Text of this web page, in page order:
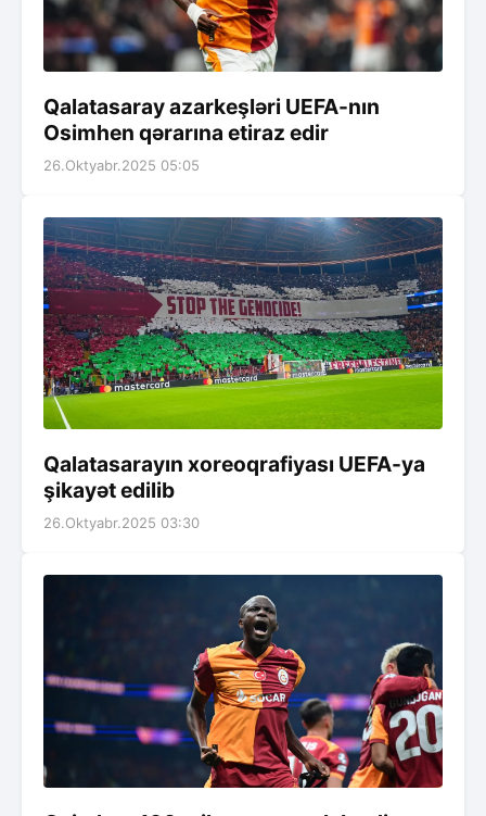
Qalatasaray azarkeşləri UEFA-nın
Osimhen qərarına etiraz edir
26.Oktyabr.2025 05:05
Qalatasarayın xoreoqrafiyası UEFA-ya
şikayət edilib
26.Oktyabr.2025 03:30